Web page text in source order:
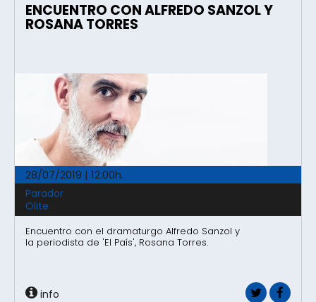
ENCUENTRO CON ALFREDO SANZOL Y
ROSANA TORRES
28/07/2019 | 12:00h.
Parador
Olite
Encuentro con el dramaturgo Alfredo Sanzol y
la periodista de 'El País', Rosana Torres.
info